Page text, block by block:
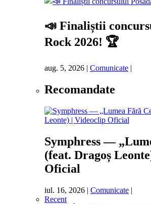
📣 Finaliștii
Rock 2026! 🏆
aug. 5, 2026 | Comunicate |
Recomandate
Symphress —
(feat. Dragoș
Oficial
iul. 16, 2026 | Comunicate |
Recent